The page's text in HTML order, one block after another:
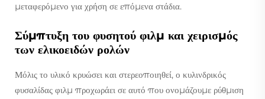
μεταφερόμενο για χρήση σε επόμενα στάδια.
Σύμπτυξη του φυσητού φιλμ και χειρισμός
των ελικοειδών ρολών
Μόλις το υλικό κρυώσει και στερεοποιηθεί, ο κυλινδρικός
φυσαλίδας φιλμ προχωράει σε αυτό που ονομάζουμε ρύθμιση